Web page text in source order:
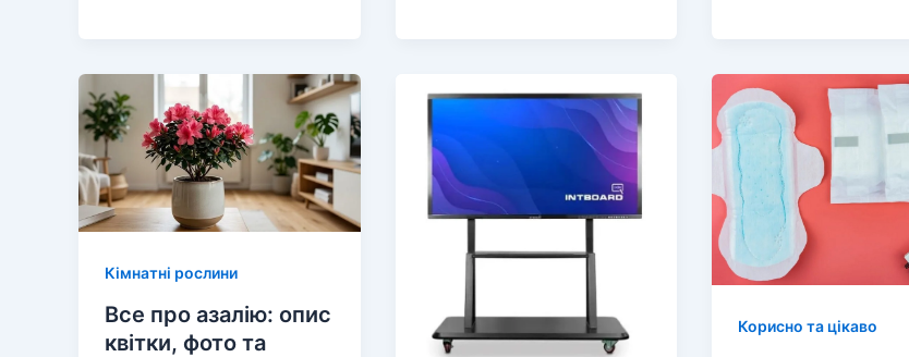
та
зимовий
догляд
у
відкритому
ґрунті
догляду
та
утримання
вдома
Кімнатні рослини
Все про азалію: опис
квітки, фото та
Корисно та цікаво